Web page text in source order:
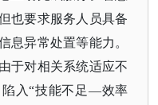
也要求服务人员具备
息异常处置等能力。
于对相关系统适应不
陷入“技能不足—效率